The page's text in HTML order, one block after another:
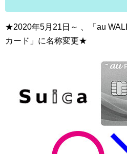
★2020年5月21日～ 、「au
カード」に名称変更★